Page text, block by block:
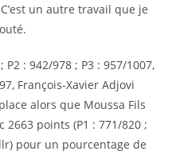
un autre travail que je
: 942/978 ; P3 : 957/1007,
François-Xavier Adjovi
alors que Moussa Fils
points (P1 : 771/820 ;
pour un pourcentage de